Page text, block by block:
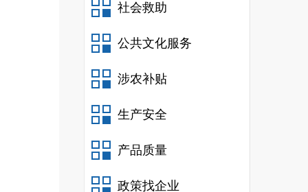
社会救助
公共文化服务
涉农补贴
生产安全
产品质量
政策找企业